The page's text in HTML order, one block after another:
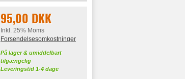
95,00 DKK
Inkl. 25% Moms
Forsendelsesomkostninger
På lager & umiddelbart
tilgængelig
Leveringstid 1-4 dage